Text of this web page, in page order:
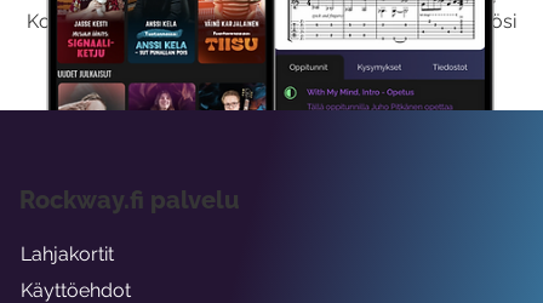
Kokeilemalla ilmaiseksi saat koko sisältömme käyttöösi
viikon ajaksi.
Rockway.fi palvelu
Lahjakortit
Käyttöehdot